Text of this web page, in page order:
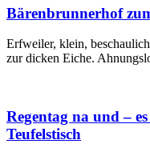
Bärenbrunnerhof
Erfweiler, klein,
zur dicken Eiche.
Regentag na und –
Teufelstisch